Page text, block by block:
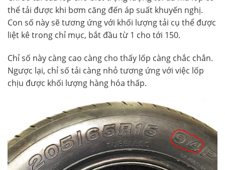
thể tải được khi bơm căng đến áp suất khuyến nghị.
Con số này sẽ tương ứng với khối lượng tải cụ thể được
liệt kê trong chỉ mục, bắt đầu từ 1 cho tới 150.
Chỉ số này càng cao càng cho thấy lốp càng chắc chắn.
Ngược lại, chỉ số tải càng nhỏ tương ứng với việc lốp
chịu được khối lượng hàng hóa thấp.